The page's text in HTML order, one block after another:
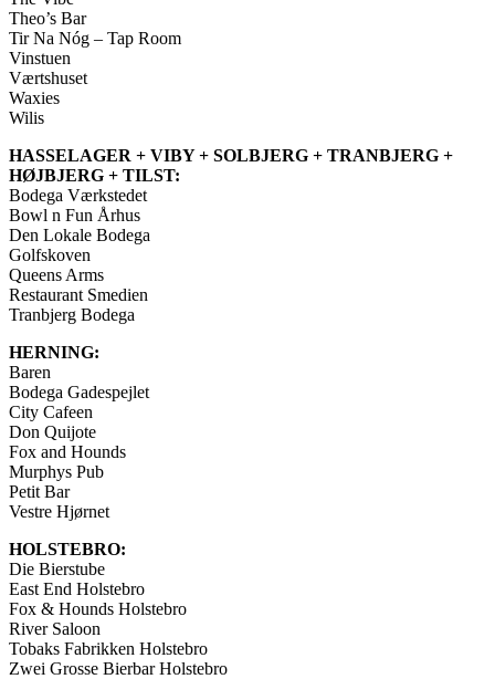
Theo’s Bar
Tir Na Nóg – Tap Room
Vinstuen
Værtshuset
Waxies
Wilis
HASSELAGER + VIBY + SOLBJERG + TRANBJERG +
HØJBJERG + TILST:
Bodega Værkstedet
Bowl n Fun Århus
Den Lokale Bodega
Golfskoven
Queens Arms
Restaurant Smedien
Tranbjerg Bodega
HERNING:
Baren
Bodega Gadespejlet
City Cafeen
Don Quijote
Fox and Hounds
Murphys Pub
Petit Bar
Vestre Hjørnet
HOLSTEBRO:
Die Bierstube
East End Holstebro
Fox & Hounds Holstebro
River Saloon
Tobaks Fabrikken Holstebro
Zwei Grosse Bierbar Holstebro